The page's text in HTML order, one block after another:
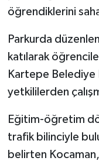
öğrendiklerini
Parkurda
katılarak
Kartepe Belediye
yetkililerden
Eğitim-öğretim
trafik bilinciyle
belirten